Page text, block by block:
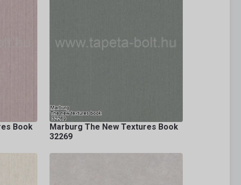
Book
Marburg The New Textures Book
32269